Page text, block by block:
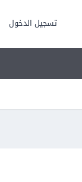
تسجيل الدخول